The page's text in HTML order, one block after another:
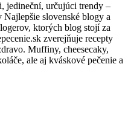
jedineční, určujúci trendy –
slovenské blogy a
ktorých blog stojí za
zverejňuje recepty
Muffiny, cheesecaky,
ale aj kváskové pečenie a